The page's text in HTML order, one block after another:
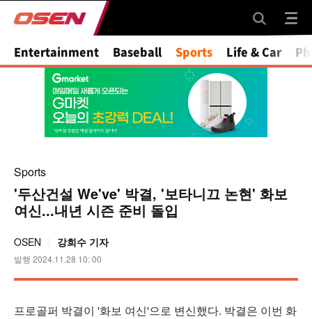
Mute
Entertainment Baseball Sports Life & Car
Sports
'두산건설 We've' 박결, '보타니끄 논현' 화보
여신...내년 시즌 준비 돌입
OSEN 강희수 기자
발행 2024.11.28 10: 00
프로골퍼 박결이 '화보 여신'으로 변신했다. 박결은 이번 화